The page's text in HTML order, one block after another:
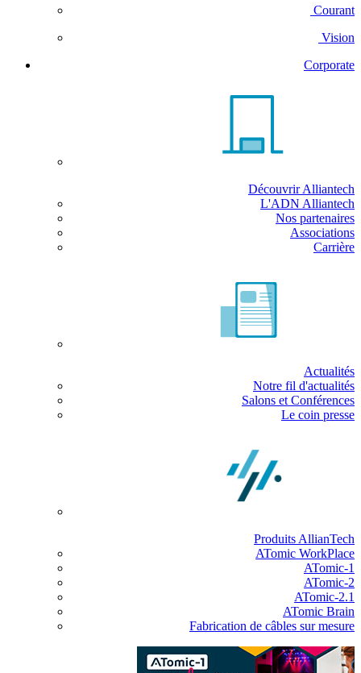
Courant
Vision
Corporate
Découvrir Alliantech
L'ADN Alliantech
Nos partenaires
Associations
Carrière
Actualités
Notre fil d'actualités
Salons et Conférences
Le coin presse
Produits AllianTech
ATomic WorkPlace
ATomic-1
ATomic-2
ATomic-2.1
ATomic Brain
Fabrication de câbles sur mesure